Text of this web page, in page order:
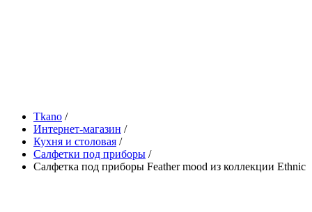
Tkano /
Интернет-магазин /
Кухня и столовая /
Салфетки под приборы /
Салфетка под приборы Feather mood из коллекции Ethnic